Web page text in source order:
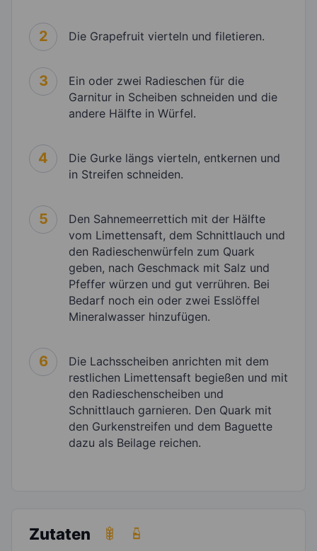
2 Die Grapefruit vierteln und filetieren.
3
Ein oder zwei Radieschen für die
Garnitur in Scheiben schneiden und die
andere Hälfte in Würfel.
4
Die Gurke längs vierteln, entkernen und
in Streifen schneiden.
5
Den Sahnemeerrettich mit der Hälfte
vom Limettensaft, dem Schnittlauch und
den Radieschenwürfeln zum Quark
geben, nach Geschmack mit Salz und
Pfeffer würzen und gut verrühren. Bei
Bedarf noch ein oder zwei Esslöffel
Mineralwasser hinzufügen.
6
Die Lachsscheiben anrichten mit dem
restlichen Limettensaft begießen und mit
den Radieschenscheiben und
Schnittlauch garnieren. Den Quark mit
den Gurkenstreifen und dem Baguette
dazu als Beilage reichen.
Zutaten